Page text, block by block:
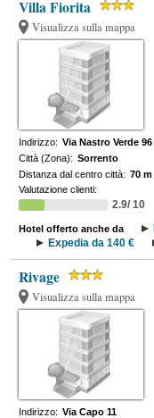
Villa Fiorita
Visualizza sulla mappa
Indirizzo: Via Nastro Verde 96
Città (Zona): Sorrento
Distanza dal centro città: 70 m
Valutazione clienti:
2.9/ 10
Hotel offerto anche da
Expedia da 140 €
Rivage
Visualizza sulla mappa
Indirizzo: Via Capo 11